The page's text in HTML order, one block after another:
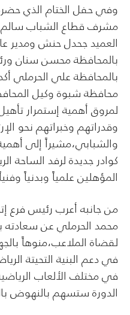
وفي حفل الختام الذي
العميد جحدل حنش ومدير
بالمحافظة محسن سنان
بالمحافظة علي الحرملي
محافظة شبوة وكيل
لمروق أهمية إستمرار
وقدراتهم وخبراتهم نحو
والشبابي،مشيراً إلى
كوادر جديدة لرفد الساحة
المؤهلين علمياً وبدنياً
من جانبه أعرب رئيس فرع
محمد الحرملي عن سعادته
لقضاة الملاعب،منوهاً
في دعم البنية التحيتة
في مختلف الألعاب
الدورة ستسهم بالنهوض